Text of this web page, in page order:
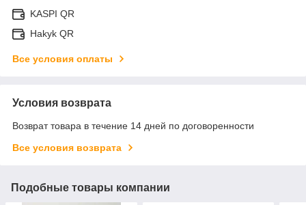
KASPI QR
Hakyk QR
Все условия оплаты
Условия возврата
Возврат товара в течение 14 дней по договоренности
Все условия возврата
Подобные товары компании